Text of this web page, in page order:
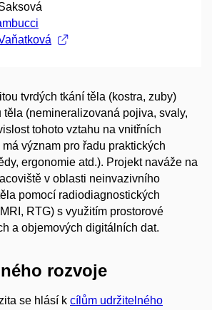
tvrdých tkání těla (kostra, zuby)
těla (nemineralizovaná pojiva, svaly,
tohoto vztahu na vnitřních
význam pro řadu praktických
ergonomie atd.). Projekt naváže na
v oblasti neinvazivního
pomocí radiodiagnostických
RTG) s využitím prostorové
a objemových digitálních dat.
rozvoje
se hlásí k cílům udržitelného